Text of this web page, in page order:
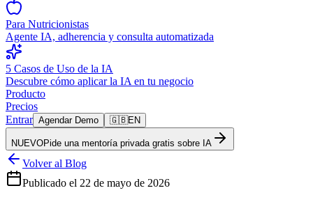
Para Nutricionistas
Agente IA, adherencia y consulta automatizada
5 Casos de Uso de la IA
Descubre cómo aplicar la IA en tu negocio
Producto
Precios
Entrar Agendar Demo 🇬🇧EN
NUEVOPide una mentoría privada gratis sobre IA
Volver al Blog
Publicado el 22 de mayo de 2026